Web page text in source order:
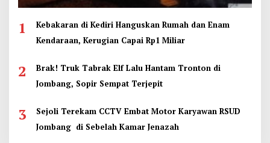
1
Kebakaran di Kediri Hanguskan Rumah dan Enam
Kendaraan, Kerugian Capai Rp1 Miliar
2
Brak! Truk Tabrak Elf Lalu Hantam Tronton di
Jombang, Sopir Sempat Terjepit
3
Sejoli Terekam CCTV Embat Motor Karyawan RSUD
Jombang di Sebelah Kamar Jenazah